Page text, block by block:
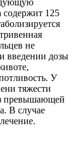
125
не
введении дозы
У
тяжести
превышающей
В случае